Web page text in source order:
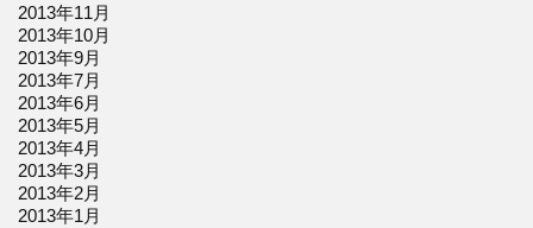
2013年11月
2013年10月
2013年9月
2013年7月
2013年6月
2013年5月
2013年4月
2013年3月
2013年2月
2013年1月